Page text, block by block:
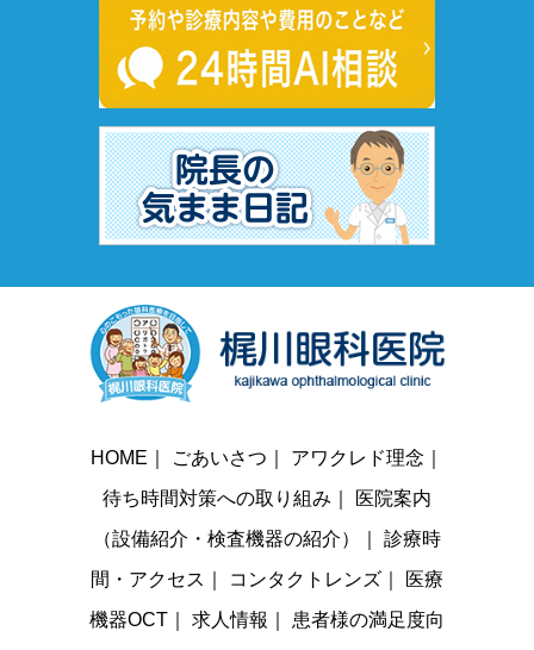
HOME ごあいさつ アワクレド理念
待ち時間対策への取り組み
医院案内
（設備紹介・検査機器の紹介）
診療時
間・アクセス
コンタクトレンズ
医療
機器OCT
求人情報 患者様の満足度向